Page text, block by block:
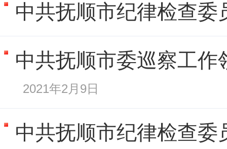
中共抚顺市纪律检查委
中共抚顺市委巡察工作
2021年2月9日
中共抚顺市纪律检查委